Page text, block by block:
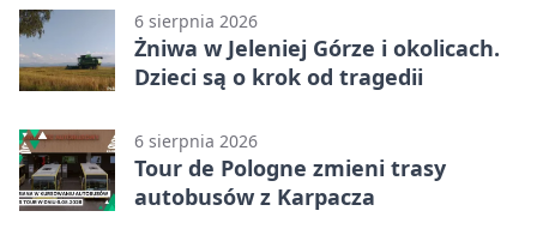
6 sierpnia 2026
Żniwa w Jeleniej Górze i okolicach.
Dzieci są o krok od tragedii
6 sierpnia 2026
Tour de Pologne zmieni trasy
autobusów z Karpacza